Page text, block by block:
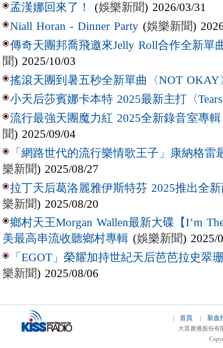
孟漢娜回來了！ (娛樂新聞) 2026/03/31
Niall Horan - Dinner Party (娛樂新聞)
傳奇天團邦喬飛邀來Jelly Roll合作全新單
聞) 2025/10/03
搖滾天團到暑五秒全新單曲〈NOT OKAY
小天后莎賓娜卡本特 2025最新主打〈
流行最強天團魔力紅 2025全新錄音室專
聞) 2025/09/04
「網路世代的流行樂情歌王子」康納格雷
樂新聞) 2025/08/27
拉丁天后葛洛麗雅伊斯特芬 2025推出全新
樂新聞) 2025/08/20
鄉村天王Morgan Wallen最新大碟【I’m
美最高串流收聽鄉村專輯 (娛樂新聞) 2025/
「EGOT」榮耀加持世紀天后芭芭拉史翠
樂新聞) 2025/08/06
首頁 新血
大眾廣播股份有